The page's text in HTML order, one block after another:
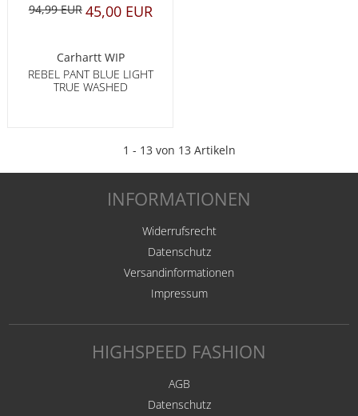
94,99 EUR 45,00 EUR
Carhartt WIP
REBEL PANT BLUE LIGHT
TRUE WASHED
1 - 13 von 13 Artikeln
INFORMATIONEN
Widerrufsrecht
Datenschutz
Versandinformationen
Impressum
HIGHSPEED FASHION
AGB
Datenschutz